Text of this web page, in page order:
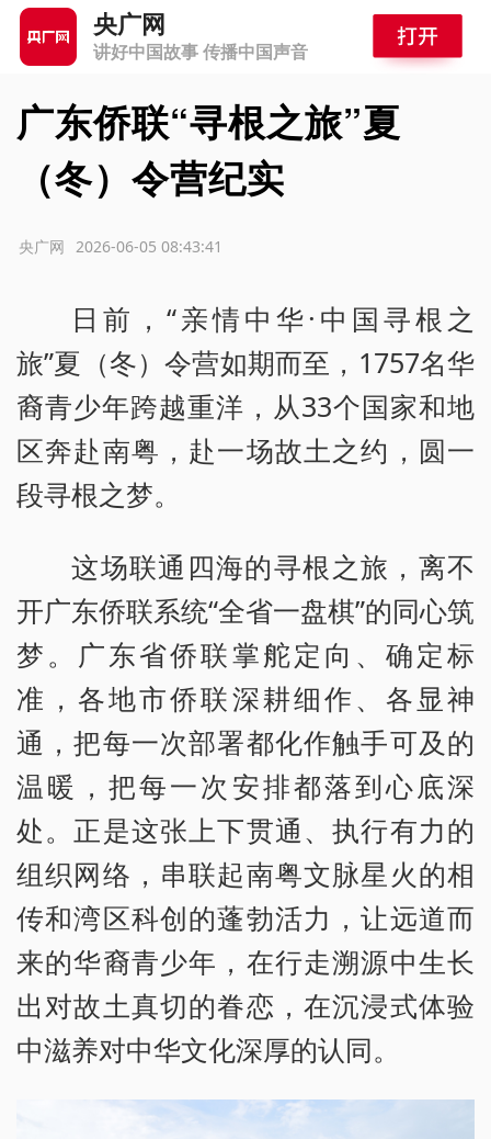
央广网
讲好中国故事 传播中国声音
广东侨联“寻根之旅”夏
（冬）令营纪实
2026-06-05 08:43:41
央广网
日前，“亲情中华·中国寻根之
旅”夏（冬）令营如期而至，1757名华
裔青少年跨越重洋，从33个国家和地
区奔赴南粤，赴一场故土之约，圆一
段寻根之梦。
这场联通四海的寻根之旅，离不
开广东侨联系统“全省一盘棋”的同心筑
梦。广东省侨联掌舵定向、确定标
准，各地市侨联深耕细作、各显神
通，把每一次部署都化作触手可及的
温暖，把每一次安排都落到心底深
处。正是这张上下贯通、执行有力的
组织网络，串联起南粤文脉星火的相
传和湾区科创的蓬勃活力，让远道而
来的华裔青少年，在行走溯源中生长
出对故土真切的眷恋，在沉浸式体验
中滋养对中华文化深厚的认同。